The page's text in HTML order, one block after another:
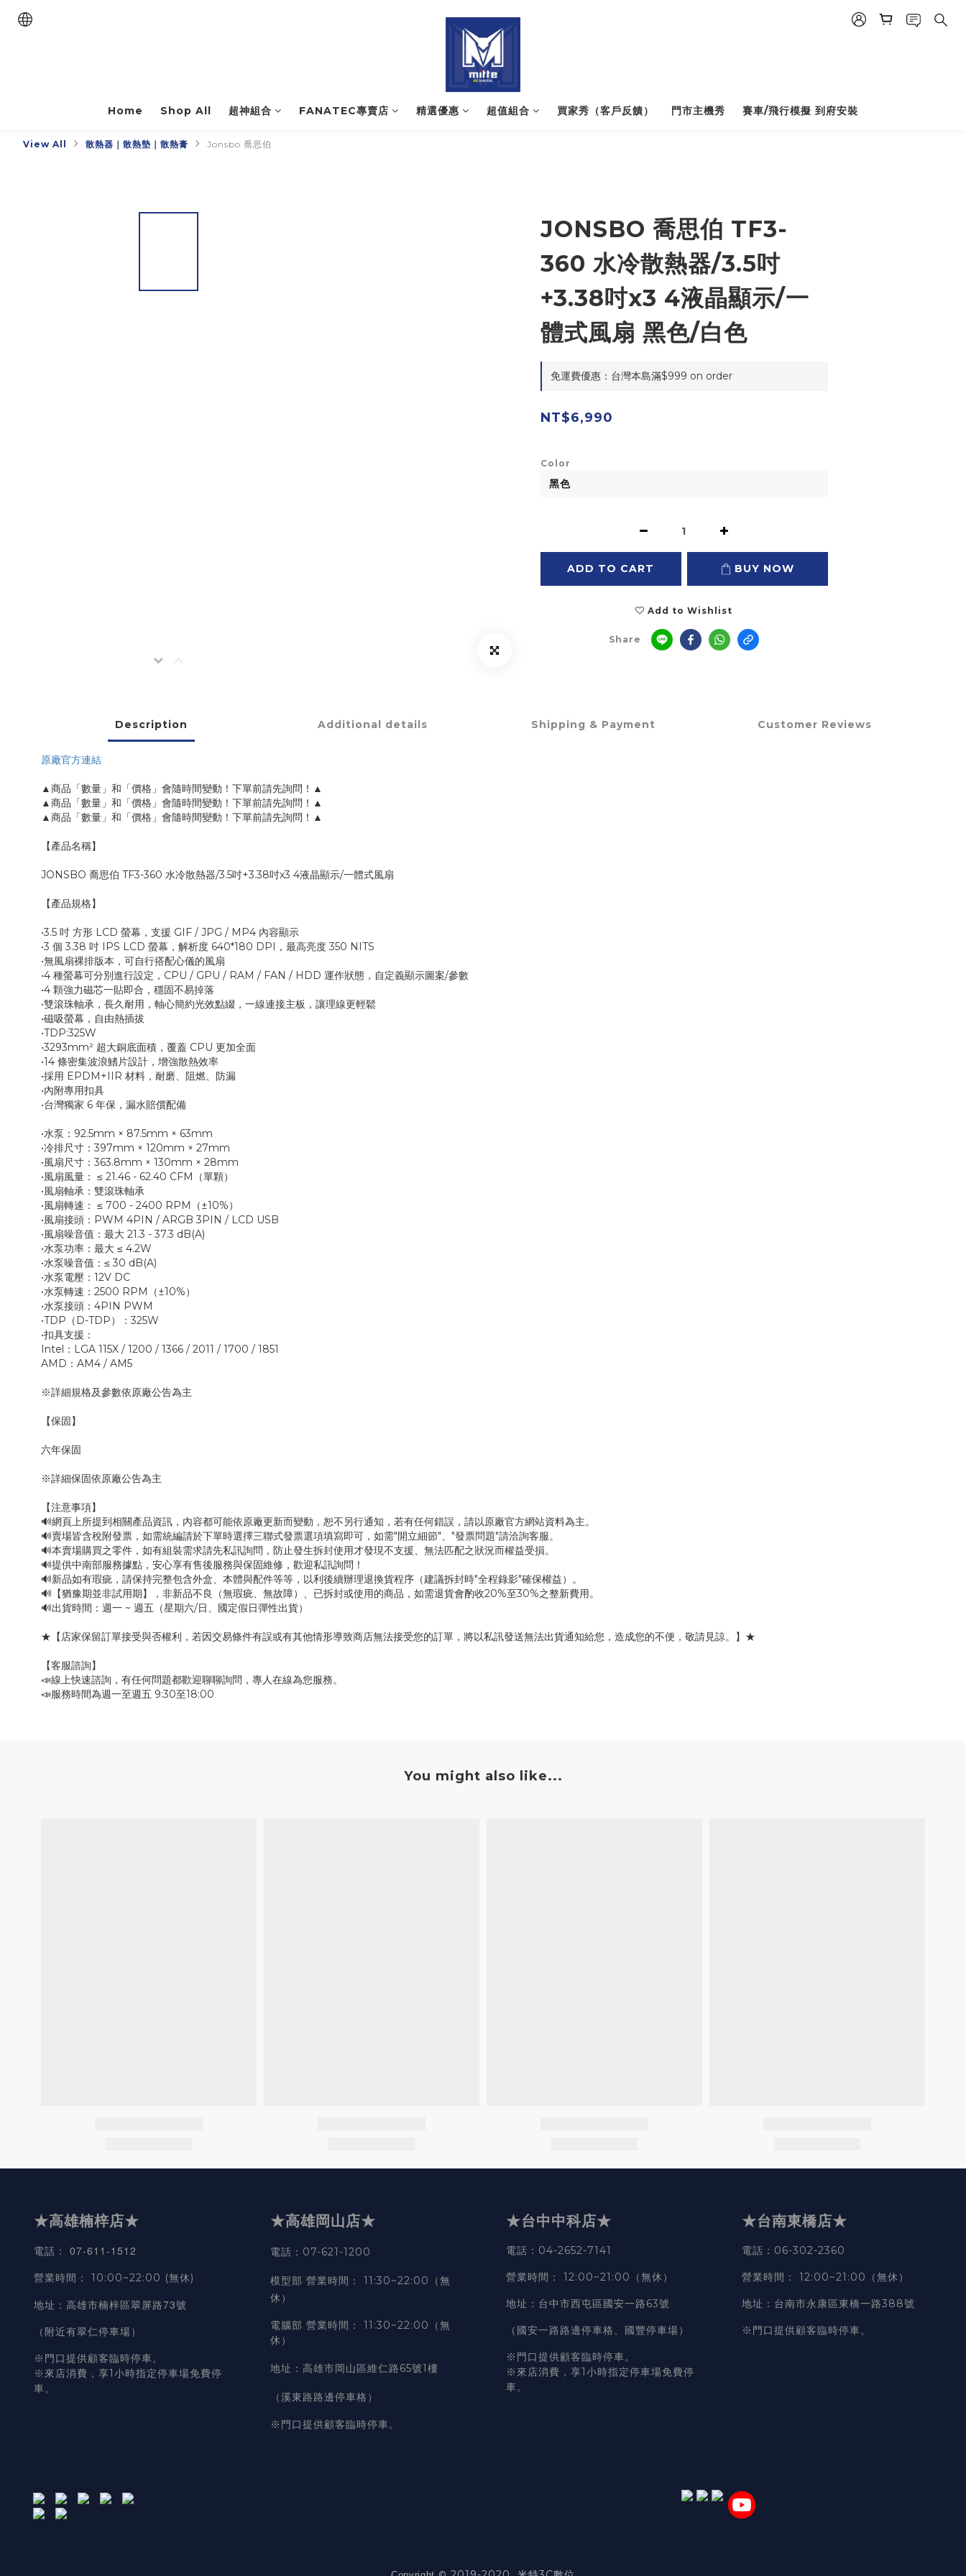
Home Shop All 超神組合 FANATEC專賣店 精選優惠 超值組合 買家秀（客戶反饋） 門市主機秀 賽車/飛行模擬 到府安裝
View All 散熱器｜散熱墊｜散熱膏 Jonsbo 喬思伯
JONSBO 喬思伯 TF3-
360 水冷散熱器/3.5吋
+3.38吋x3 4液晶顯示/一
體式風扇 黑色/白色
免運費優惠：台灣本島滿$999 on order
NT$6,990
Color
ADD TO CART BUY NOW
Add to Wishlist
Share
Description Additional details Shipping & Payment Customer Reviews
原廠官方連結
▲商品「數量」和「價格」會隨時間變動！下單前請先詢問！▲
▲商品「數量」和「價格」會隨時間變動！下單前請先詢問！▲
▲商品「數量」和「價格」會隨時間變動！下單前請先詢問！▲
【產品名稱】
JONSBO 喬思伯 TF3-360 水冷散熱器/3.5吋+3.38吋x3 4液晶顯示/一體式風扇
【產品規格】
•3.5 吋 方形 LCD 螢幕，支援 GIF / JPG / MP4 內容顯示
•3 個 3.38 吋 IPS LCD 螢幕，解析度 640*180 DPI，最高亮度 350 NITS
•無風扇裸排版本，可自行搭配心儀的風扇
•4 種螢幕可分別進行設定，CPU / GPU / RAM / FAN / HDD 運作狀態，自定義顯示圖案/參數
•4 顆強力磁芯一貼即合，穩固不易掉落
•雙滾珠軸承，長久耐用，軸心簡約光效點綴，一線連接主板，讓理線更輕鬆
•磁吸螢幕，自由熱插拔
•TDP:325W
•3293mm² 超大銅底面積，覆蓋 CPU 更加全面
•14 條密集波浪鰭片設計，增強散熱效率
•採用 EPDM+IIR 材料，耐磨、阻燃、防漏
•內附專用扣具
•台灣獨家 6 年保，漏水賠償配備
•水泵：92.5mm × 87.5mm × 63mm
•冷排尺寸：397mm × 120mm × 27mm
•風扇尺寸：363.8mm × 130mm × 28mm
•風扇風量： ≤ 21.46 - 62.40 CFM（單顆）
•風扇軸承：雙滾珠軸承
•風扇轉速： ≤ 700 - 2400 RPM（±10%）
•風扇接頭：PWM 4PIN / ARGB 3PIN / LCD USB
•風扇噪音值：最大 21.3 - 37.3 dB(A)
•水泵功率：最大 ≤ 4.2W
•水泵噪音值：≤ 30 dB(A)
•水泵電壓：12V DC
•水泵轉速：2500 RPM（±10%）
•水泵接頭：4PIN PWM
•TDP（D-TDP）：325W
•扣具支援：
Intel：LGA 115X / 1200 / 1366 / 2011 / 1700 / 1851
AMD：AM4 / AM5
※詳細規格及參數依原廠公告為主
【保固】
六年保固
※詳細保固依原廠公告為主
【注意事項】
🔊網頁上所提到相關產品資訊，內容都可能依原廠更新而變動，恕不另行通知，若有任何錯誤，請以原廠官方網站資料為主。
🔊賣場皆含稅附發票，如需統編請於下單時選擇三聯式發票選項填寫即可，如需"開立細節"、"發票問題"請洽詢客服。
🔊本賣場購買之零件，如有組裝需求請先私訊詢問，防止發生拆封使用才發現不支援、無法匹配之狀況而權益受損。
🔊提供中南部服務據點，安心享有售後服務與保固維修，歡迎私訊詢問！
🔊新品如有瑕疵，請保持完整包含外盒、本體與配件等等，以利後續辦理退換貨程序（建議拆封時"全程錄影"確保權益）。
🔊【猶豫期並非試用期】，非新品不良（無瑕疵、無故障）、已拆封或使用的商品，如需退貨會酌收20%至30%之整新費用。
🔊出貨時間：週一 ~ 週五（星期六/日、國定假日彈性出貨）
★【店家保留訂單接受與否權利，若因交易條件有誤或有其他情形導致商店無法接受您的訂單，將以私訊發送無法出貨通知給您，造成您的不便，敬請見諒。】★
【客服諮詢】
📣線上快速諮詢，有任何問題都歡迎聊聊詢問，專人在線為您服務。
📣服務時間為週一至週五 9:30至18:00
You might also like...
★高雄楠梓店★
電話 ： 07-611-1512
營業時間 ： 10:00~22:00 (無休)
地址 ： 高雄市楠梓區翠屏路73號
（附近有翠仁停車場）
※門口提供顧客臨時停車。
※來店消費，享1小時指定停車場免費停
車。
★高雄岡山店★
電話：07-621-1200
模型部 營業時間 ：
11:30~22:00（無
休）
電腦部 營業時間 ：
11:30~22:00（無
休）
地址 ： 高雄市岡山區維仁路65號1樓
（溪東路路邊停車格）
※門口提供顧客臨時停車。
★台中中科店★
電話 ：04-2652-7141
營業時間 ： 12:00~21:00（無休）
地址 ：台中市西屯區國安一路63號
（國安一路路邊停車格、國豐停車場）
※門口提供顧客臨時停車。
※來店消費，享1小時指定停車場免費停
車。
★台南東橋店★
電話 ：06-302-2360
營業時間 ： 12:00~21:00（無休）
地址 ：台南市永康區東橋一路388號
※門口提供顧客臨時停車。